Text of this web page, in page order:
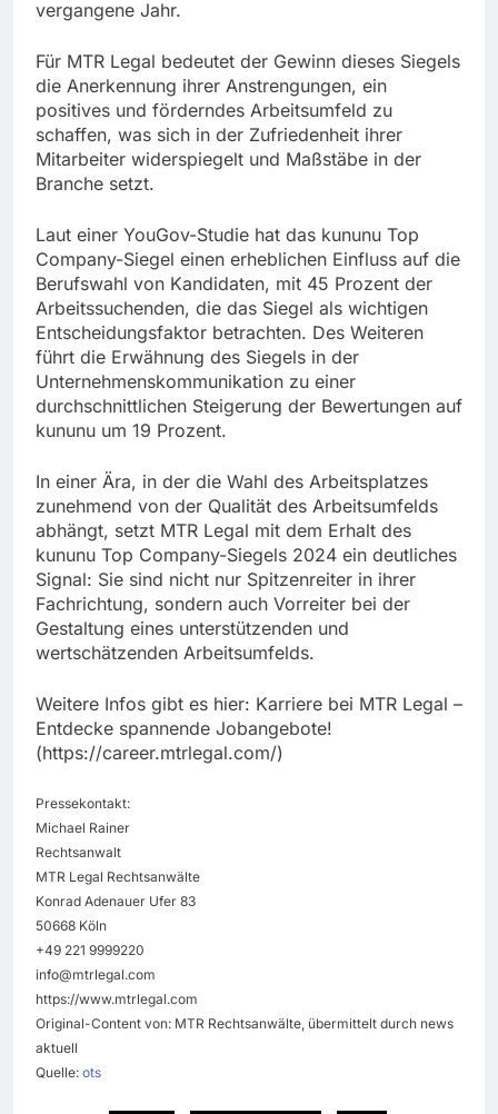
vergangene Jahr.
Für MTR Legal bedeutet der Gewinn dieses Siegels
die Anerkennung ihrer Anstrengungen, ein
positives und förderndes Arbeitsumfeld zu
schaffen, was sich in der Zufriedenheit ihrer
Mitarbeiter widerspiegelt und Maßstäbe in der
Branche setzt.
Laut einer YouGov-Studie hat das kununu Top
Company-Siegel einen erheblichen Einfluss auf die
Berufswahl von Kandidaten, mit 45 Prozent der
Arbeitssuchenden, die das Siegel als wichtigen
Entscheidungsfaktor betrachten. Des Weiteren
führt die Erwähnung des Siegels in der
Unternehmenskommunikation zu einer
durchschnittlichen Steigerung der Bewertungen auf
kununu um 19 Prozent.
In einer Ära, in der die Wahl des Arbeitsplatzes
zunehmend von der Qualität des Arbeitsumfelds
abhängt, setzt MTR Legal mit dem Erhalt des
kununu Top Company-Siegels 2024 ein deutliches
Signal: Sie sind nicht nur Spitzenreiter in ihrer
Fachrichtung, sondern auch Vorreiter bei der
Gestaltung eines unterstützenden und
wertschätzenden Arbeitsumfelds.
Weitere Infos gibt es hier: Karriere bei MTR Legal –
Entdecke spannende Jobangebote!
(https://career.mtrlegal.com/)
Pressekontakt:
Michael Rainer
Rechtsanwalt
MTR Legal Rechtsanwälte
Konrad Adenauer Ufer 83
50668 Köln
+49 221 9999220
info@mtrlegal.com
https://www.mtrlegal.com
Original-Content von: MTR Rechtsanwälte, übermittelt durch news
aktuell
Quelle: ots